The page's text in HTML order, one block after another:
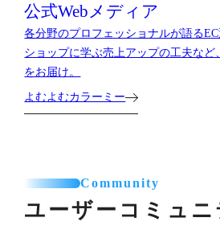
公式Webメディア
各分野のプロフェッショナルが語る
ショップに学ぶ売上アップの工夫など
をお届け。
よむよむカラーミー
Community
ユーザーコミュニ